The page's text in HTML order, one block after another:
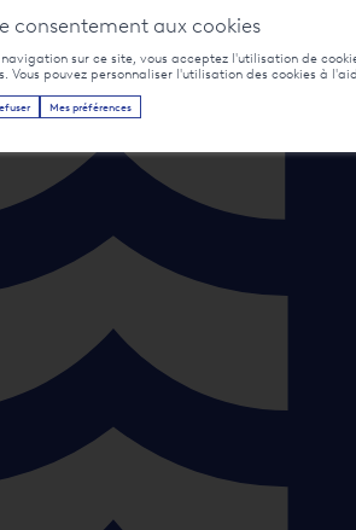
consentement aux cookies
sur ce site, vous acceptez l'utilisation de
Vous pouvez personnaliser l'utilisation des cookies à
Mes préférences